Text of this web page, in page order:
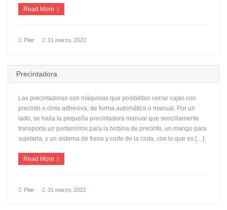
Read More
Pilar 31 marzo, 2022
Precintadora
Las precintadoras son máquinas que posibilitan cerrar cajas con
precinto o cinta adhesiva, de forma automática o manual. Por un
lado, se halla la pequeña precintadora manual que sencillamente
transporta un portarrollos para la bobina de precinto, un mango para
sujetarla, y un sistema de freno y corte de la cinta, con lo que es […]
Read More
Pilar 31 marzo, 2022